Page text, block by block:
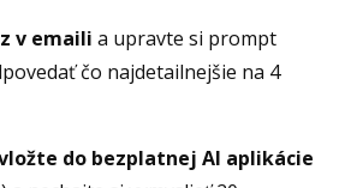
v emaili a upravte si prompt
čo najdetailnejšie na 4
do bezplatnej AI aplikácie